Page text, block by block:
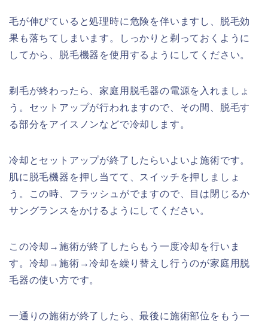
毛が伸びていると処理時に危険を伴いますし、脱毛効
果も落ちてしまいます。しっかりと剃っておくように
してから、脱毛機器を使用するようにしてください。
剃毛が終わったら、家庭用脱毛器の電源を入れましょ
う。セットアップが行われますので、その間、脱毛す
る部分をアイスノンなどで冷却します。
冷却とセットアップが終了したらいよいよ施術です。
肌に脱毛機器を押し当てて、スイッチを押しましょ
う。この時、フラッシュがでますので、目は閉じるか
サングランスをかけるようにしてください。
この冷却→施術が終了したらもう一度冷却を行いま
す。冷却→施術→冷却を繰り替えし行うのが家庭用脱
毛器の使い方です。
一通りの施術が終了したら、最後に施術部位をもう一